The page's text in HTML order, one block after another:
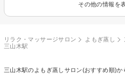
その他の情報を
リラク・マッサージサロン よもぎ蒸し
三山木駅
三山木駅の よもぎ蒸し サロン(おすすめ順)か